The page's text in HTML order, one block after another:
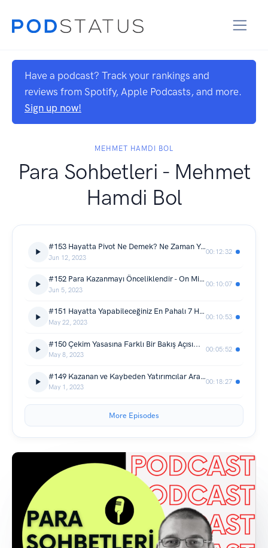
Have a podcast? Track your rankings and
reviews from Spotify, Apple Podcasts, and more.
Sign up now!
MEHMET HAMDI BOL
Para Sohbetleri - Mehmet
Hamdi Bol
#153 Hayatta Pivot Ne Demek? Ne Zaman Yapılır?
Jun 12, 2023
00:12:32
#152 Para Kazanmayı Önceliklendir - On Milyonlar Kazanabilirsin!
Jun 5, 2023
00:10:07
#151 Hayatta Yapabileceğiniz En Pahalı 7 Hata!
May 22, 2023
00:10:53
#150 Çekim Yasasına Farklı Bir Bakış Açısı...
May 8, 2023
00:05:52
#149 Kazanan ve Kaybeden Yatırımcılar Arasındaki 10 Önemli Fark: Başarılı Olmak için Nelere Dikkat Etmeli?
May 1, 2023
00:18:27
More Episodes